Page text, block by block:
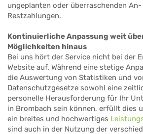
ungeplanten oder überraschenden
Restzahlungen.
Kontinuierliche Anpassung weit
Möglichkeiten hinaus
Bei uns hört der Service nicht bei der
Website auf. Während eine stetige
die Auswertung von Statistiken und
Datenschutzgesetze sowohl eine
personelle Herausforderung für Ihr
in Brombach sein können, erfüllt dies
ein breites und hochwertiges
sind auch in der Nutzung der